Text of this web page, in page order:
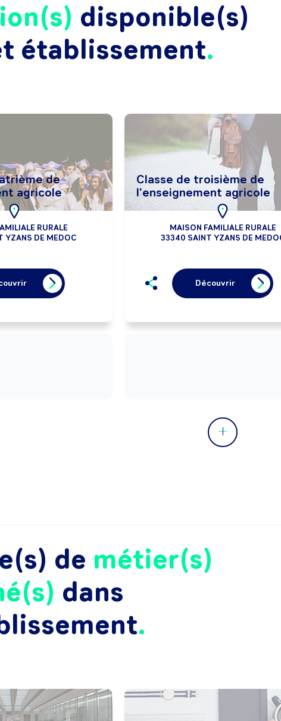
disponible(s)
établissement
de
agricole
RURALE
YZANS DE MEDOC
Classe de troisième de
l'enseignement agricole
MAISON FAMILIALE RURALE
33340 SAINT YZANS DE
Découvrir
de métier(s)
dans